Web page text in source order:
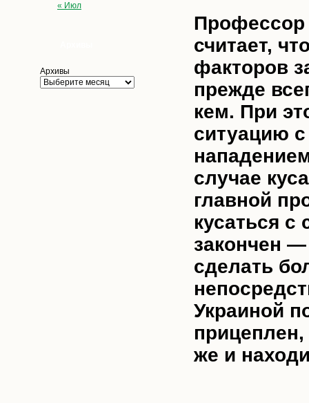
« Июл
Архивы
считает,
факторов
прежде
кем. При
ситуацию
случае
главной
кусаться с
закончен
сделать
Украиной
прицеплен,
же и